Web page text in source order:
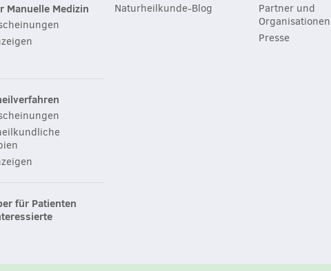
Manuelle Medizin
für Patienten
Naturheilkunde-Blog
Partner und
Organisationen
Presse